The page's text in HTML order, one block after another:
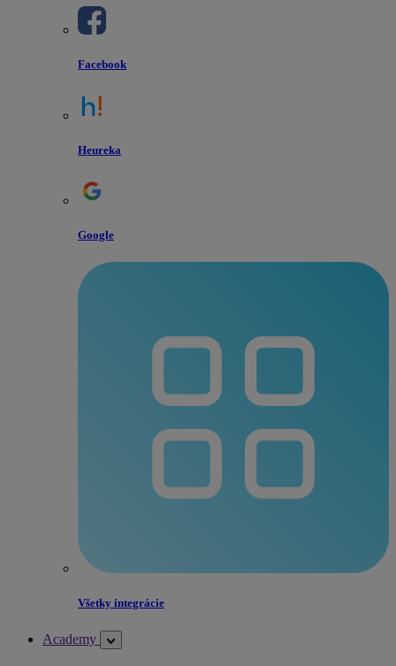
Facebook
Heureka
Google
Všetky integrácie
Academy